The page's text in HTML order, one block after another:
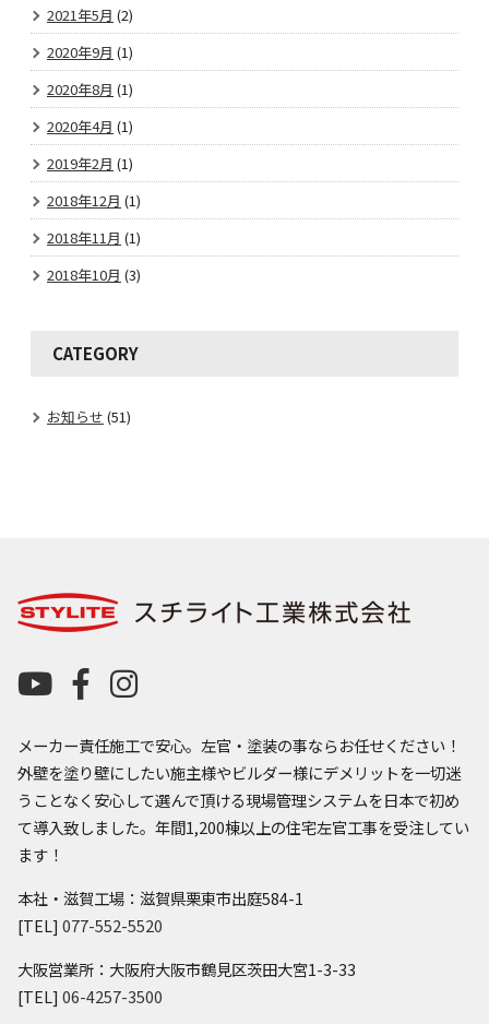
2021年5月 (2)
2020年9月 (1)
2020年8月 (1)
2020年4月 (1)
2019年2月 (1)
2018年12月 (1)
2018年11月 (1)
2018年10月 (3)
CATEGORY
お知らせ (51)
メーカー責任施工で安心。左官・塗装の事ならお任せください！
外壁を塗り壁にしたい施主様やビルダー様にデメリットを一切迷
うことなく安心して選んで頂ける現場管理システムを日本で初め
て導入致しました。年間1,200棟以上の住宅左官工事を受注してい
ます！
本社・滋賀工場：滋賀県栗東市出庭584-1
[TEL] 077-552-5520
大阪営業所：大阪府大阪市鶴見区茨田大宮1-3-33
[TEL] 06-4257-3500